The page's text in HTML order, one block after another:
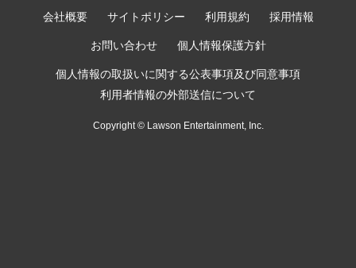
会社概要 サイトポリシー 利用規約 採用情報
お問い合わせ 個人情報保護方針
個人情報の取扱いに関する公表事項及び同意事項
利用者情報の外部送信について
Copyright © Lawson Entertainment, Inc.